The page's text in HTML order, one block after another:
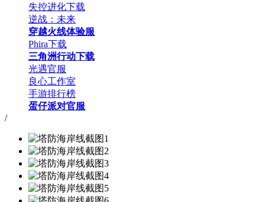
失控进化下载
逆战：未来
穿越火线体验服
Phira下载
三角洲行动下载
光遇官服
良心工作室
手游排行榜
蛋仔派对官服
/